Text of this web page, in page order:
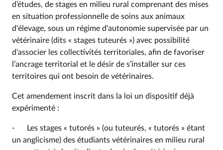
d’études, de stages en milieu rural comprenant des mises
en situation professionnelle de soins aux animaux
d'élevage, sous un régime d'autonomie supervisée par un
vétérinaire (dits « stages tuteurés ») avec possibilité
d’associer les collectivités territoriales, afin de favoriser
l’ancrage territorial et le désir de s’installer sur ces
territoires qui ont besoin de vétérinaires.
Cet amendement inscrit dans la loi un dispositif déjà
expérimenté :
- Les stages « tutorés » (ou tuteurés, « tutorés » étant
un anglicisme) des étudiants vétérinaires en milieu rural